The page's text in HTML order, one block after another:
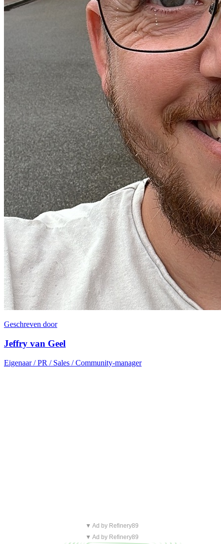
Geschreven door
Jeffry van Geel
Eigenaar / PR / Sales / Community-manager
▼ Ad by Refinery89
▼ Ad by Refinery89